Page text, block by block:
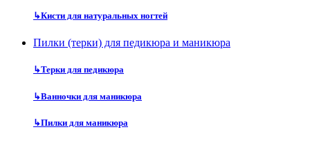
↳Кисти для натуральных ногтей
Пилки (терки) для педикюра и маникюра
↳Терки для педикюра
↳Ванночки для маникюра
↳Пилки для маникюра